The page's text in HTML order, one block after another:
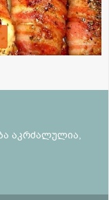
აკრძალულია,